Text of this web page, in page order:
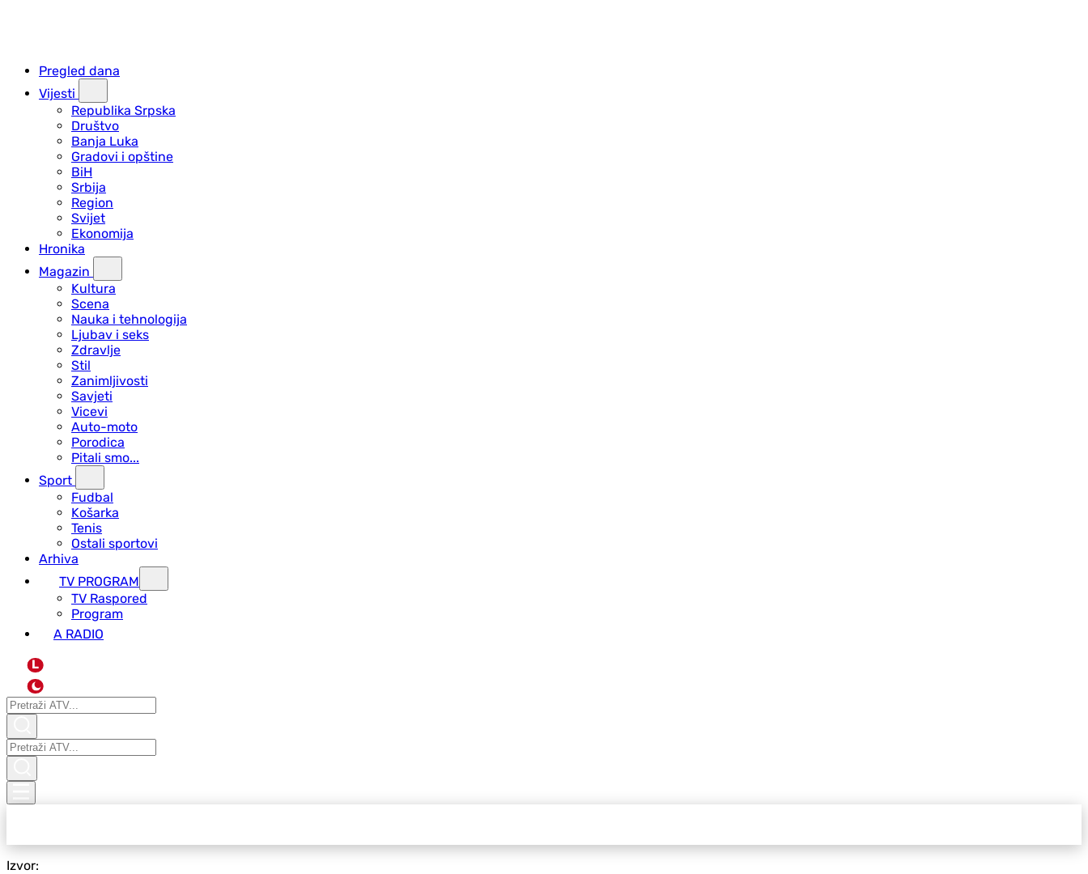
Pregled dana
Vijesti
Republika Srpska
Društvo
Banja Luka
Gradovi i opštine
BiH
Srbija
Region
Svijet
Ekonomija
Hronika
Magazin
Kultura
Scena
Nauka i tehnologija
Ljubav i seks
Zdravlje
Stil
Zanimljivosti
Savjeti
Vicevi
Auto-moto
Porodica
Pitali smo...
Sport
Fudbal
Košarka
Tenis
Ostali sportovi
Arhiva
TV PROGRAM
ТV Raspored
Program
A RADIO
L
Izvor: